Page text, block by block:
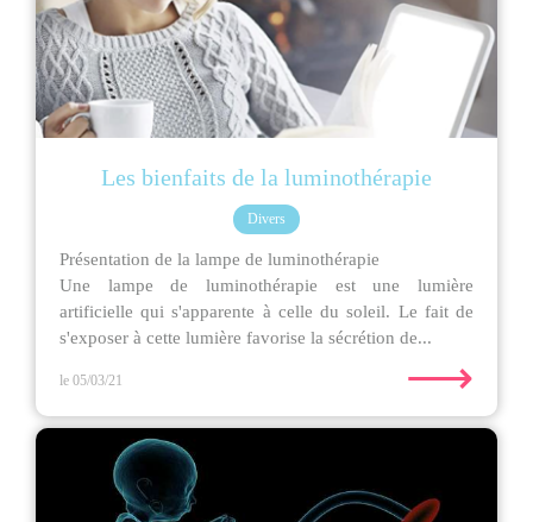
Les bienfaits de la luminothérapie
Divers
Présentation de la lampe de luminothérapie
Une lampe de luminothérapie est une lumière
artificielle qui s'apparente à celle du soleil. Le fait de
s'exposer à cette lumière favorise la sécrétion de...
le 05/03/21 ⟶